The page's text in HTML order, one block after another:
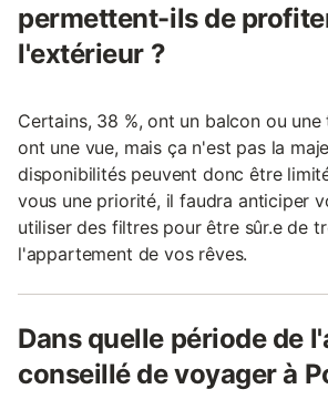
permettent-ils de
l'extérieur ?
Certains, 38 %, ont un balcon ou une
ont une vue, mais ça n'est pas la
disponibilités peuvent donc être
vous une priorité, il faudra anticiper
utiliser des filtres pour être sûr.e de
l'appartement de vos rêves.
Dans quelle période de
conseillé de voyager à